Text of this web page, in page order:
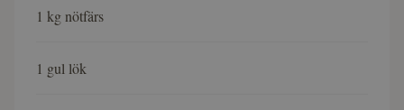
1 kg nötfärs
1 gul lök